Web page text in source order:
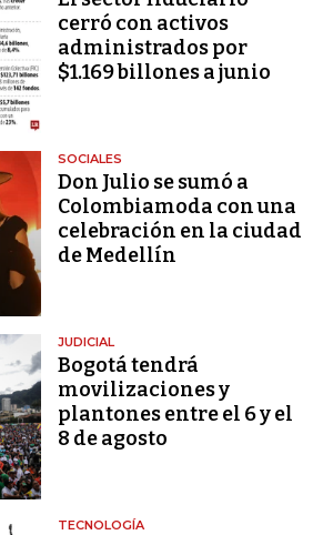
cerró con activos
administrados por
$1.169 billones a junio
SOCIALES
Don Julio se sumó a
Colombiamoda con una
celebración en la ciudad
de Medellín
JUDICIAL
Bogotá tendrá
movilizaciones y
plantones entre el 6 y el
8 de agosto
TECNOLOGÍA